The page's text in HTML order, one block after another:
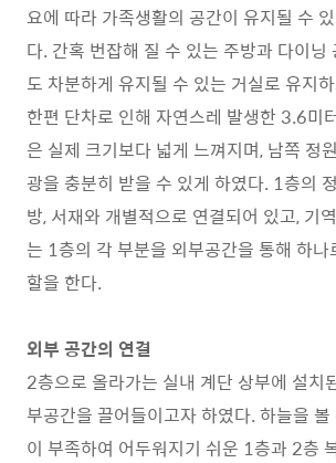
요에 따라 가족생활의 공간이 유지될 수
다. 간혹 번잡해 질 수 있는 주방과 다이닝
도 차분하게 유지될 수 있는 거실로 유지
한편 단차로 인해 자연스레 발생한 3.6미
은 실제 크기보다 넓게 느껴지며, 남쪽 정
광을 충분히 받을 수 있게 하였다. 1층의
방, 서재와 개별적으로 연결되어 있고, 기
는 1층의 각 부분을 외부공간을 통해 하나
할을 한다.
외부 공간의 연결
2층으로 올라가는 실내 계단 상부에 설치
부공간을 끌어들이고자 하였다. 하늘을 볼
이 부족하여 어두워지기 쉬운 1층과 2층